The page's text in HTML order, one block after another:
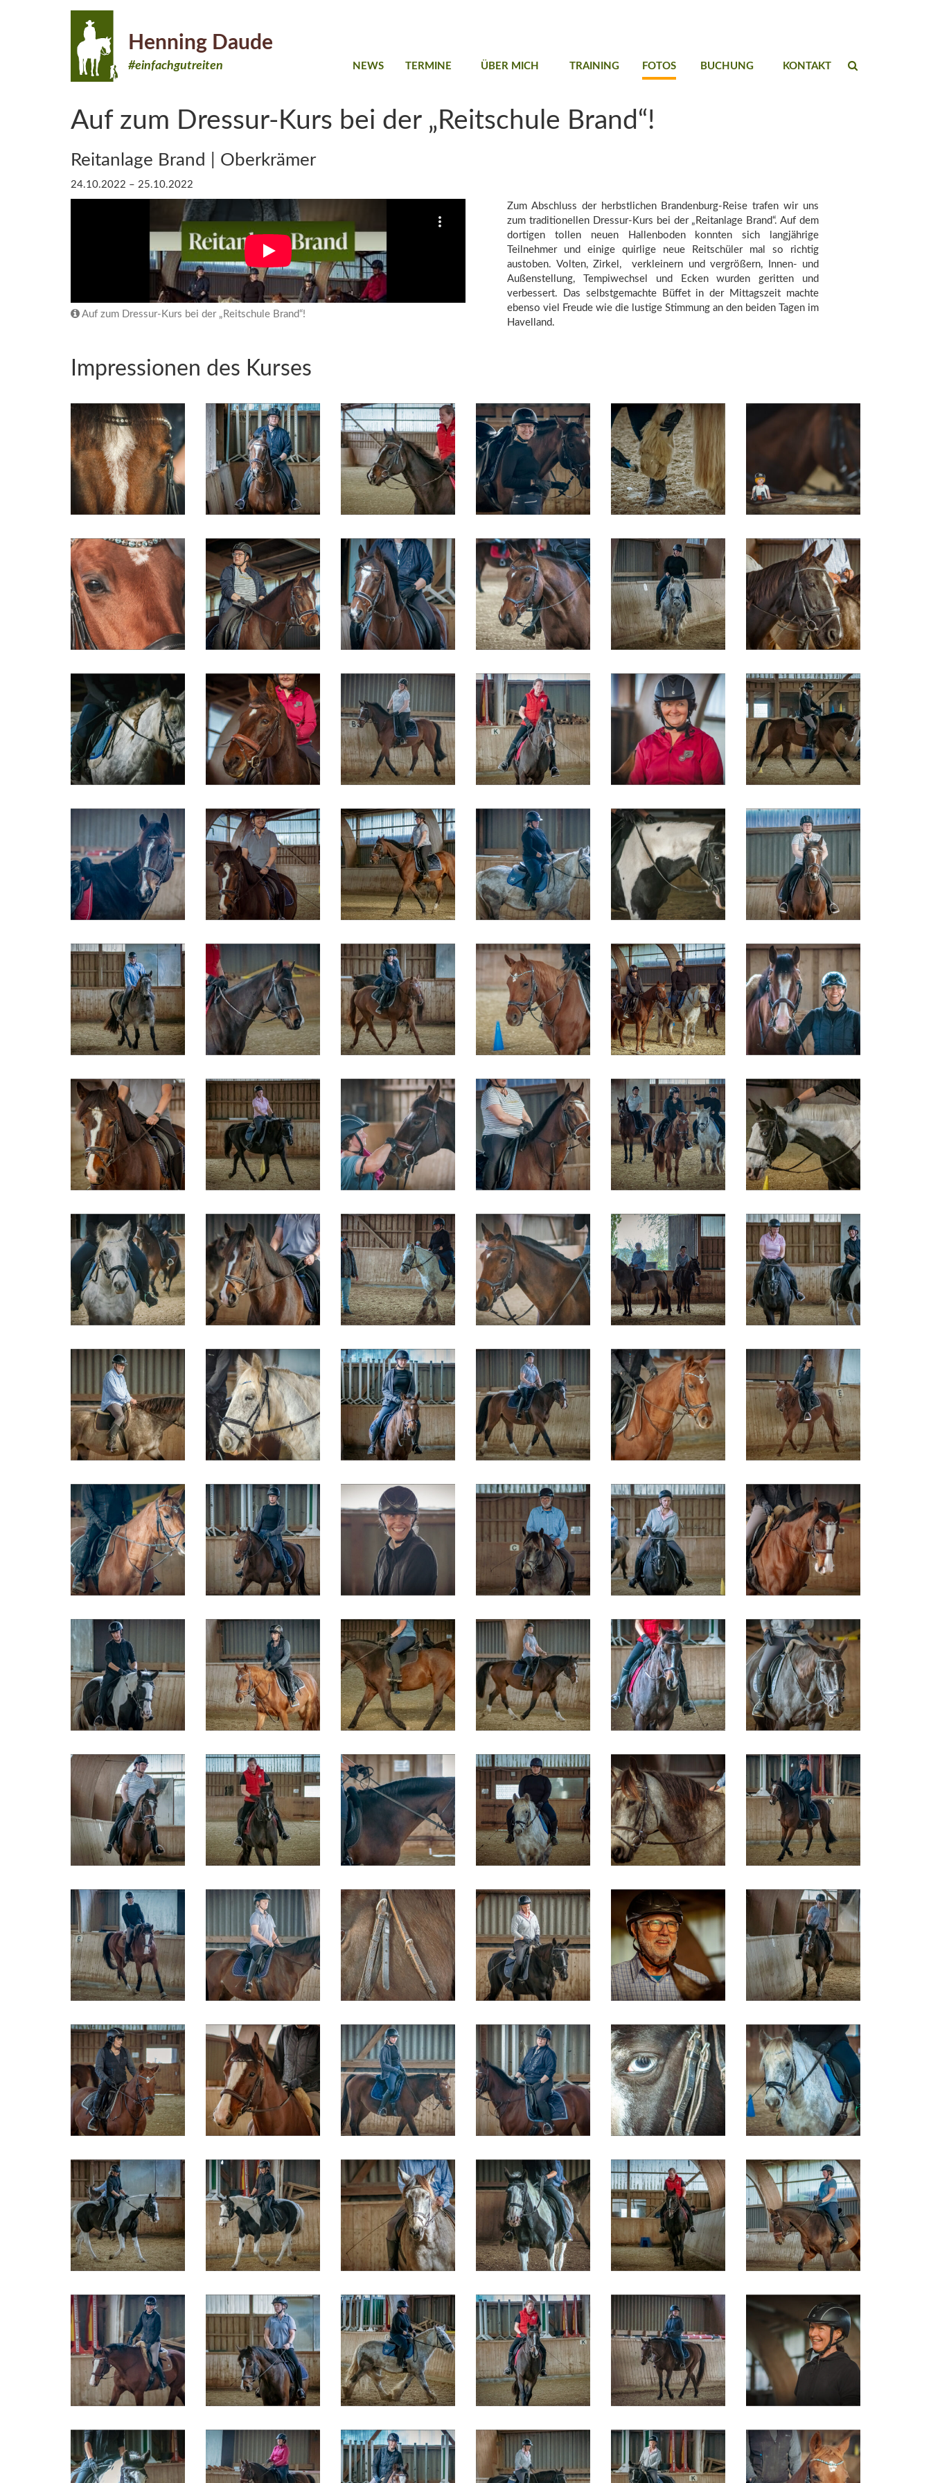
Henning Daude
#einfachgutreiten NEWS TERMINE ÜBER MICH TRAINING FOTOS BUCHUNG KONTAKT
Auf zum Dressur-Kurs bei der „Reitschule Brand“!
Reitanlage Brand | Oberkrämer
24.10.2022 – 25.10.2022
Zum Abschluss der herbstlichen Brandenburg-Reise trafen wir uns
zum traditionellen Dressur-Kurs bei der „Reitanlage Brand“. Auf dem
dortigen tollen neuen Hallenboden konnten sich langjährige
Teilnehmer und einige quirlige neue Reitschüler mal so richtig
austoben. Volten, Zirkel, verkleinern und vergrößern, Innen- und
Außenstellung, Tempiwechsel und Ecken wurden geritten und
verbessert. Das selbstgemachte Büffet in der Mittagszeit machte
ebenso viel Freude wie die lustige Stimmung an den beiden Tagen im
Havelland.
Auf zum Dressur-Kurs bei der „Reitschule Brand“!
Impressionen des Kurses